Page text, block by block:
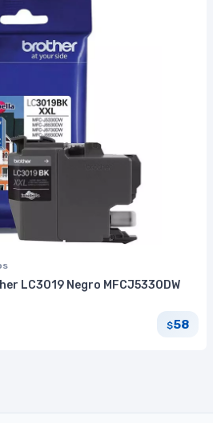
LC3019 Negro MFCJ5330DW
$58